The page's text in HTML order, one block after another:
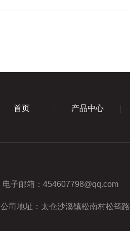
首页 产品中心
电子邮箱： 454607798@qq.com
公司地址：太仓沙溪镇松南村松筠路